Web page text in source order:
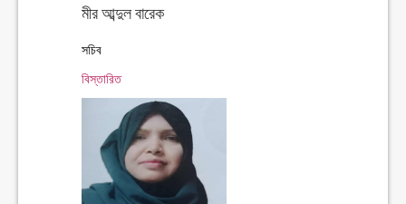
মীর আব্দুল বারেক
সচিব
বিস্তারিত